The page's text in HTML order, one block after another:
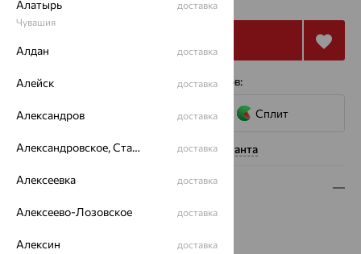
4 платежа по 11 715 с помощью сервисов:
Сплит
Нужна помощь консультанта
Описание
Вид изделия:классические
Алатырь
Чувашия
доставка
Алдан доставка
Алейск доставка
Александров доставка
Александровское, Ставропольский край доставка
Алексеевка доставка
Алексеево-Лозовское доставка
Алексин доставка